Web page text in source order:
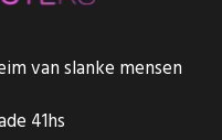
van slanke mensen
41hs